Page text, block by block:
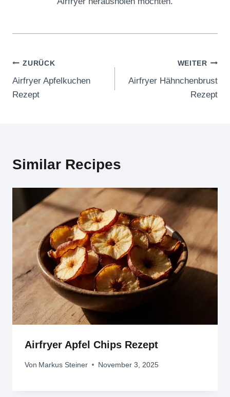
Beitragsnavigation
ZURÜCK
Airfryer Apfelkuchen
Rezept
WEITER
Airfryer Hähnchenbrust
Rezept
Similar Recipes
Airfryer Apfel Chips Rezept
Von Markus Steiner November 3, 2025